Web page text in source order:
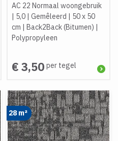
AC 22 Normaal woongebruik
| 5,0 | Gemêleerd | 50 x 50
cm | Back2Back (Bitumen) |
Polypropyleen
€ 3,50 per tegel
28 m²